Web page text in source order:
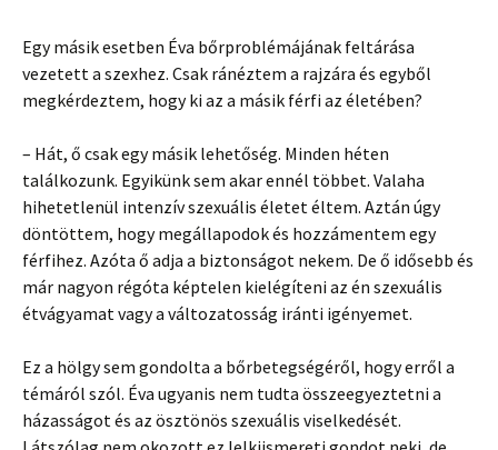
Egy másik esetben Éva bőrproblémájának feltárása
vezetett a szexhez. Csak ránéztem a rajzára és egyből
megkérdeztem, hogy ki az a másik férfi az életében?
– Hát, ő csak egy másik lehetőség. Minden héten
találkozunk. Egyikünk sem akar ennél többet. Valaha
hihetetlenül intenzív szexuális életet éltem. Aztán úgy
döntöttem, hogy megállapodok és hozzámentem egy
férfihez. Azóta ő adja a biztonságot nekem. De ő idősebb és
már nagyon régóta képtelen kielégíteni az én szexuális
étvágyamat vagy a változatosság iránti igényemet.
Ez a hölgy sem gondolta a bőrbetegségéről, hogy erről a
témáról szól. Éva ugyanis nem tudta összeegyeztetni a
házasságot és az ösztönös szexuális viselkedését.